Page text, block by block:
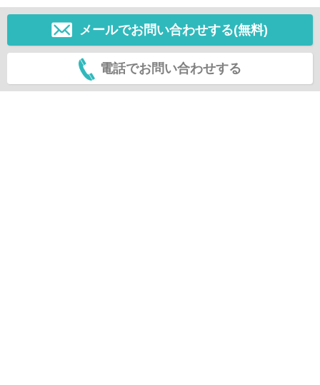
メールでお問い合わせする(無料)
電話でお問い合わせする